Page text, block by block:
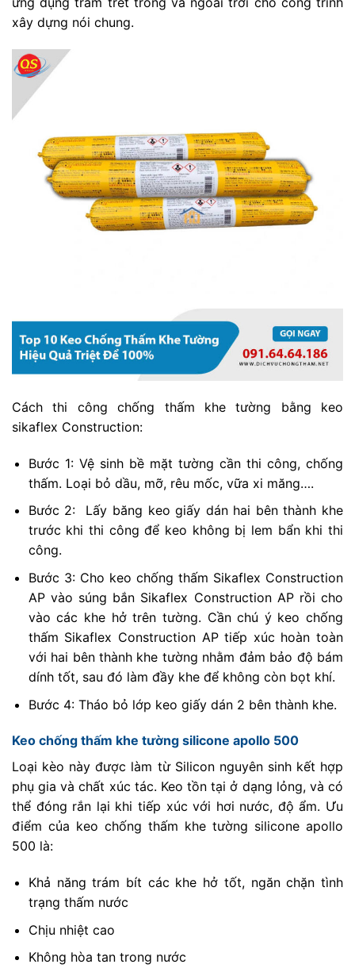
xây dựng nói chung.
Cách thi công chống thấm khe tường bằng keo
sikaflex Construction:
Bước 1: Vệ sinh bề mặt tường cần thi công, chống
thấm. Loại bỏ dầu, mỡ, rêu mốc, vữa xi măng….
Bước 2: Lấy băng keo giấy dán hai bên thành khe
trước khi thi công để keo không bị lem bẩn khi thi
công.
Bước 3: Cho keo chống thấm Sikaflex Construction
AP vào súng bắn Sikaflex Construction AP rồi cho
vào các khe hở trên tường. Cần chú ý keo chống
thấm Sikaflex Construction AP tiếp xúc hoàn toàn
với hai bên thành khe tường nhằm đảm bảo độ bám
dính tốt, sau đó làm đầy khe để không còn bọt khí.
Bước 4: Tháo bỏ lớp keo giấy dán 2 bên thành khe.
Keo chống thấm khe tường silicone apollo 500
Loại kèo này được làm từ Silicon nguyên sinh kết hợp
phụ gia và chất xúc tác. Keo tồn tại ở dạng lỏng, và có
thể đóng rắn lại khi tiếp xúc với hơi nước, độ ẩm. Ưu
điểm của keo chống thấm khe tường silicone apollo
500 là:
Khả năng trám bít các khe hở tốt, ngăn chặn tình
trạng thấm nước
Chịu nhiệt cao
Không hòa tan trong nước